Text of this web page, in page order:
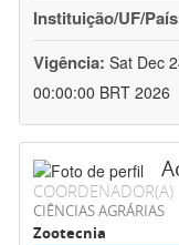
Instituição/UF/
Vigência: Sat Dec
00:00:00 BRT 2026
COORDENADOR(A)
CIÊNCIAS AGRÁRIAS
Zootecnia